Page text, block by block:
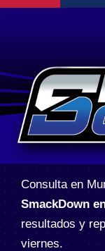
Consulta en
SmackDown
resultados y
viernes.